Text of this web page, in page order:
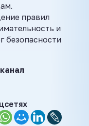
правил
и
безопасности